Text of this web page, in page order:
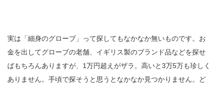
実は「細身のグローブ」って探してもなかなか無いものです。お
金を出してグローブの老舗、イギリス製のブランド品などを探せ
ばもちろんありますが、1万円超えがザラ。高いと3万5万も珍しく
ありません。手頃で探そうと思うとなかなか見つかりません。ど